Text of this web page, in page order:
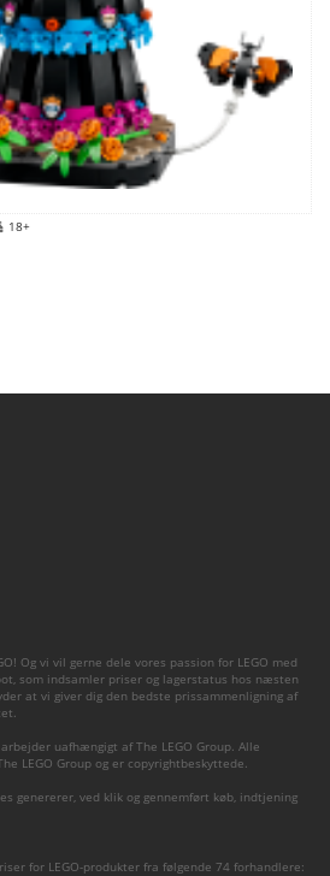
18+
Og vi vil gerne dele vores passion for LEGO med
som indsamler priser og lagerstatus hos næsten
at vi giver dig den bedste prissammenligning af
uafhængigt af The LEGO Group. Alle
LEGO Group og er copyrightbeskyttede.
genererer, ved klik og gennemført køb, indtjening
for LEGO-produkter fra følgende 74 forhandlere: